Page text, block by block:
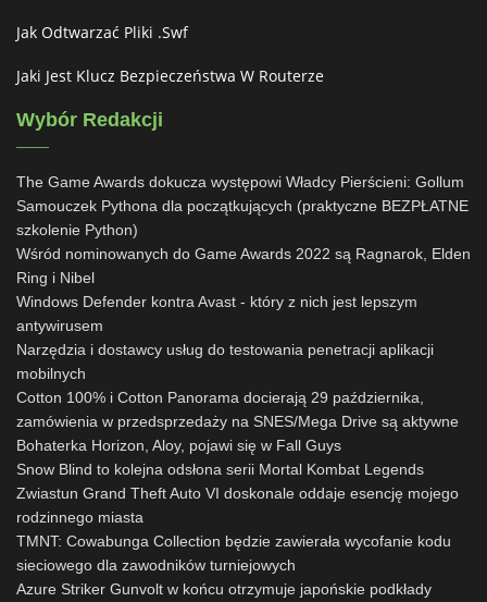
Jak Odtwarzać Pliki .swf
Jaki Jest Klucz Bezpieczeństwa W Routerze
Wybór Redakcji
The Game Awards dokucza występowi Władcy Pierścieni: Gollum
Samouczek Pythona dla początkujących (praktyczne BEZPŁATNE
szkolenie Python)
Wśród nominowanych do Game Awards 2022 są Ragnarok, Elden
Ring i Nibel
Windows Defender kontra Avast - który z nich jest lepszym
antywirusem
Narzędzia i dostawcy usług do testowania penetracji aplikacji
mobilnych
Cotton 100% i Cotton Panorama docierają 29 października,
zamówienia w przedsprzedaży na SNES/Mega Drive są aktywne
Bohaterka Horizon, Aloy, pojawi się w Fall Guys
Snow Blind to kolejna odsłona serii Mortal Kombat Legends
Zwiastun Grand Theft Auto VI doskonale oddaje esencję mojego
rodzinnego miasta
TMNT: Cowabunga Collection będzie zawierała wycofanie kodu
sieciowego dla zawodników turniejowych
Azure Striker Gunvolt w końcu otrzymuje japońskie podkłady